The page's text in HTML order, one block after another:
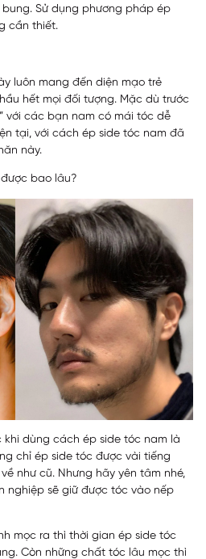
Sử dụng phương pháp ép
cần thiết.
luôn mang đến diện mạo trẻ
hết mọi đối tượng. Mặc dù trước
với các bạn nam có mái tóc dễ
tại, với cách ép side tóc nam đã
này.
bao lâu?
khi dùng cách ép side tóc nam là
chỉ ép side tóc được vài tiếng
như cũ. Nhưng hãy yên tâm nhé,
nghiệp sẽ giữ được tóc vào nếp
mọc ra thì thời gian ép side tóc
Còn những chất tóc lâu mọc thì